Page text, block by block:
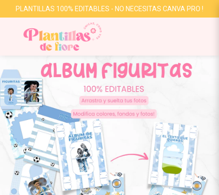
PLANTILLAS 100% EDITABLES - NO NECESITAS CANVA PRO !